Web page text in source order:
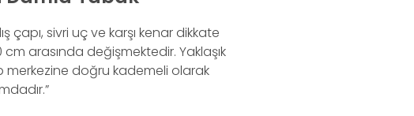
çapı, sivri uç ve karşı kenar dikkate
cm arasında değişmektedir. Yaklaşık
merkezine doğru kademeli olarak